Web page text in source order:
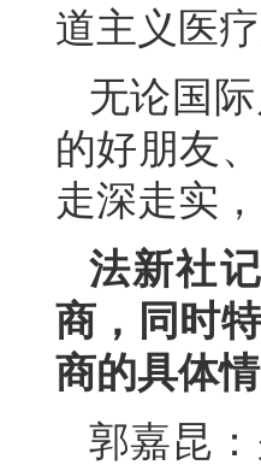
道主义医疗
无论国
的好朋友
走深走实
法新社
商，同时
商的具体
郭嘉昆